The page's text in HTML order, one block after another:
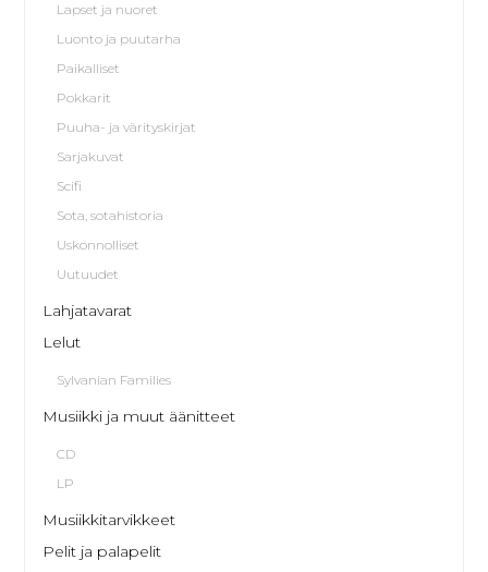
Lapset ja nuoret
Luonto ja puutarha
Paikalliset
Pokkarit
Puuha- ja värityskirjat
Sarjakuvat
Scifi
Sota, sotahistoria
Uskonnolliset
Uutuudet
Lahjatavarat
Lelut
Sylvanian Families
Musiikki ja muut äänitteet
CD
LP
Musiikkitarvikkeet
Pelit ja palapelit